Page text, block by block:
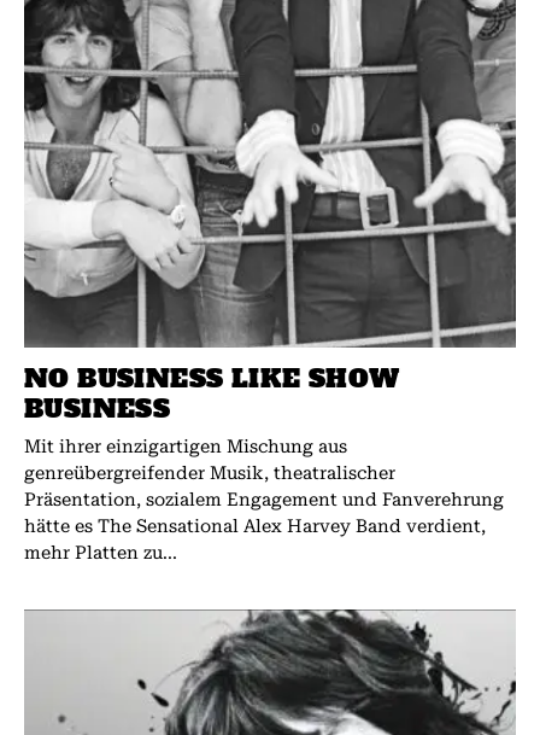
NO BUSINESS LIKE SHOW
BUSINESS
Mit ihrer einzigartigen Mischung aus
genreübergreifender Musik, theatralischer
Präsentation, sozialem Engagement und Fanverehrung
hätte es The Sensational Alex Harvey Band verdient,
mehr Platten zu...